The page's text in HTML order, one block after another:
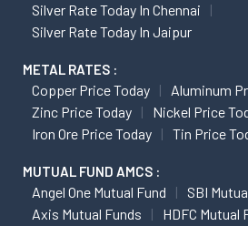
Silver Rate Today In Chennai
Silver Rate Today In Jaipur
METAL RATES :
Copper Price Today
Aluminum
Zinc Price Today
Nickel Price
Iron Ore Price Today
Tin Price
MUTUAL FUND AMCS :
Angel One Mutual Fund
SBI
Axis Mutual Funds
HDFC Mutual